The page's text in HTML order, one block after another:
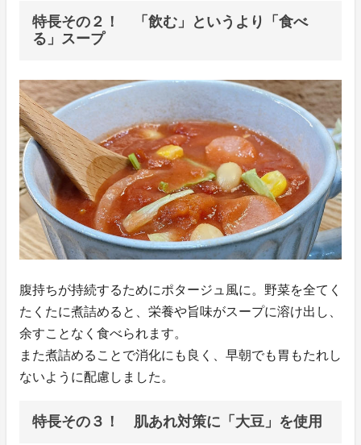
特長その２！ 「飲む」というより「食べ
る」スープ
腹持ちが持続するためにポタージュ風に。野菜を全てく
たくたに煮詰めると、栄養や旨味がスープに溶け出し、
余すことなく食べられます。
また煮詰めることで消化にも良く、早朝でも胃もたれし
ないように配慮しました。
特長その３！ 肌あれ対策に「大豆」を使用